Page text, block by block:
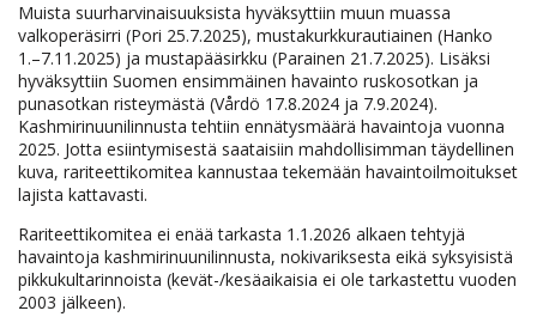
Muista suurharvinaisuuksista hyväksyttiin muun muassa
valkoperäsirri (Pori 25.7.2025), mustakurkkurautiainen (Hanko
1.–7.11.2025) ja mustapääsirkku (Parainen 21.7.2025). Lisäksi
hyväksyttiin Suomen ensimmäinen havainto ruskosotkan ja
punasotkan risteymästä (Vårdö 17.8.2024 ja 7.9.2024).
Kashmirinuunilinnusta tehtiin ennätysmäärä havaintoja vuonna
2025. Jotta esiintymisestä saataisiin mahdollisimman täydellinen
kuva, rariteettikomitea kannustaa tekemään havaintoilmoitukset
lajista kattavasti.
Rariteettikomitea ei enää tarkasta 1.1.2026 alkaen tehtyjä
havaintoja kashmirinuunilinnusta, nokivariksesta eikä syksyisistä
pikkukultarinnoista (kevät-/kesäaikaisia ei ole tarkastettu vuoden
2003 jälkeen).